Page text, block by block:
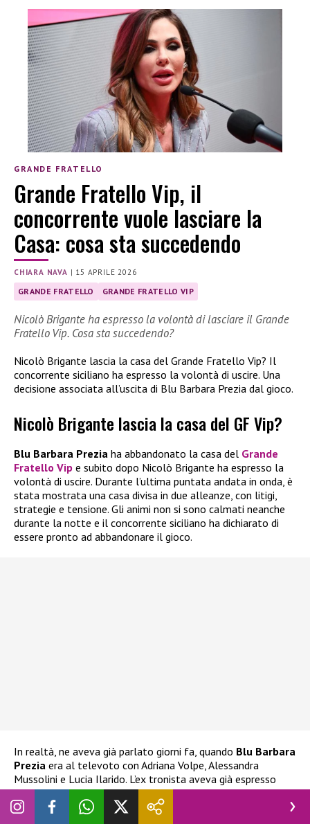
GRANDE FRATELLO
Grande Fratello Vip, il
concorrente vuole lasciare la
Casa: cosa sta succedendo
CHIARA NAVA | 15 APRILE 2026
GRANDE FRATELLO GRANDE FRATELLO VIP
Nicolò Brigante ha espresso la volontà di lasciare il Grande
Fratello Vip. Cosa sta succedendo?
Nicolò Brigante lascia la casa del Grande Fratello Vip? Il
concorrente siciliano ha espresso la volontà di uscire. Una
decisione associata all’uscita di Blu Barbara Prezia dal gioco.
Nicolò Brigante lascia la casa del GF Vip?
Blu Barbara Prezia ha abbandonato la casa del Grande
Fratello Vip e subito dopo Nicolò Brigante ha espresso la
volontà di uscire. Durante l’ultima puntata andata in onda, è
stata mostrata una casa divisa in due alleanze, con litigi,
strategie e tensione. Gli animi non si sono calmati neanche
durante la notte e il concorrente siciliano ha dichiarato di
essere pronto ad abbandonare il gioco.
In realtà, ne aveva già parlato giorni fa, quando Blu Barbara
Prezia era al televoto con Adriana Volpe, Alessandra
Mussolini e Lucia Ilarido. L’ex tronista aveva già espresso
l’intenzione di ritirarsinel caso Blu fosse stata eliminata.
Ha espresso la stessa decisione anche alla stessa Prezia, che